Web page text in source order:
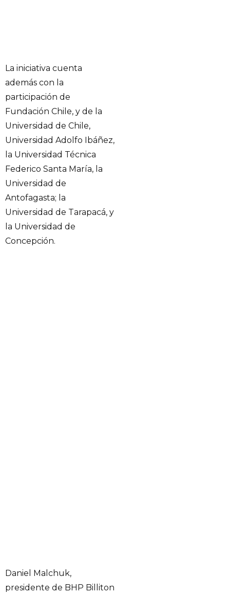
La iniciativa cuenta
además con la
participación de
Fundación Chile, y de la
Universidad de Chile,
Universidad Adolfo Ibáñez,
la Universidad Técnica
Federico Santa María, la
Universidad de
Antofagasta; la
Universidad de Tarapacá, y
la Universidad de
Concepción.
Daniel Malchuk,
presidente de BHP Billiton